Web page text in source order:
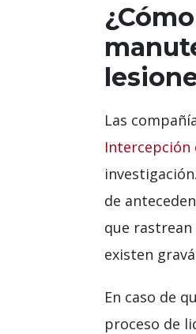
Las
Intercepción
de
que
existen
En caso de
proceso de